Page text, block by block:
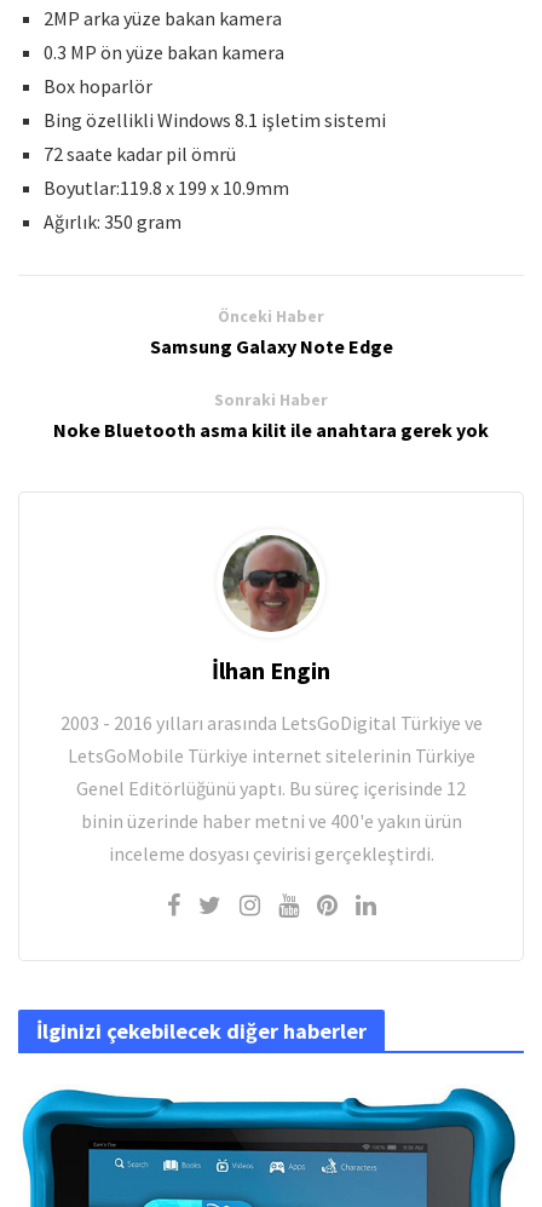
2MP arka yüze bakan kamera
0.3 MP ön yüze bakan kamera
Box hoparlör
Bing özellikli Windows 8.1 işletim sistemi
72 saate kadar pil ömrü
Boyutlar:119.8 x 199 x 10.9mm
Ağırlık: 350 gram
Önceki Haber
Samsung Galaxy Note Edge
Sonraki Haber
Noke Bluetooth asma kilit ile anahtara gerek yok
İlhan Engin
2003 - 2016 yılları arasında LetsGoDigital Türkiye ve
LetsGoMobile Türkiye internet sitelerinin Türkiye
Genel Editörlüğünü yaptı. Bu süreç içerisinde 12
binin üzerinde haber metni ve 400'e yakın ürün
inceleme dosyası çevirisi gerçekleştirdi.
İlginizi çekebilecek diğer haberler